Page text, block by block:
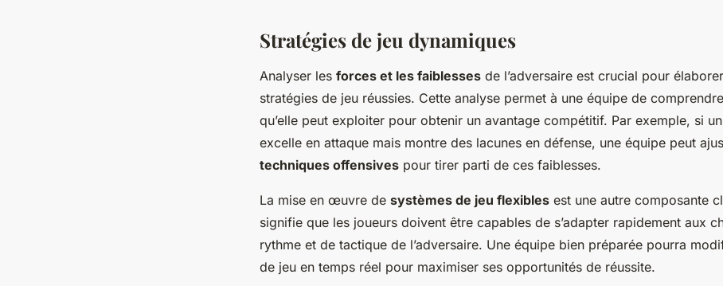
Stratégies de jeu dynamiques
Analyser les forces et les faiblesses de l’adversaire est crucial pour
stratégies de jeu réussies. Cette analyse permet à une équipe de
qu’elle peut exploiter pour obtenir un avantage compétitif. Par exemple, si
excelle en attaque mais montre des lacunes en défense, une équipe peut
techniques offensives pour tirer parti de ces faiblesses.
La mise en œuvre de systèmes de jeu flexibles est une autre composante
signifie que les joueurs doivent être capables de s’adapter rapidement aux
rythme et de tactique de l’adversaire. Une équipe bien préparée pourra
de jeu en temps réel pour maximiser ses opportunités de réussite.